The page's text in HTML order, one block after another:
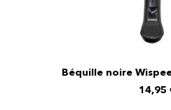
Béquille noire
14,95